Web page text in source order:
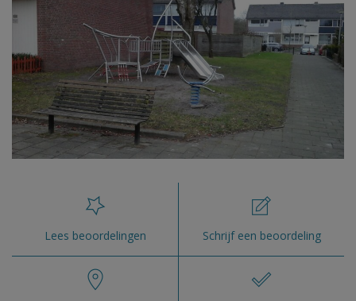
Lees beoordelingen Schrijf een beoordeling